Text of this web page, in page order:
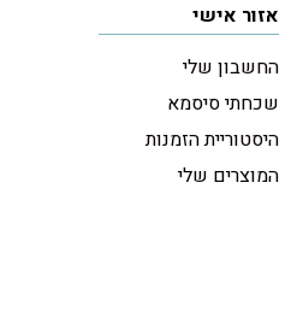
אזור אישי
החשבון שלי
שכחתי סיסמא
היסטוריית הזמנות
המוצרים שלי